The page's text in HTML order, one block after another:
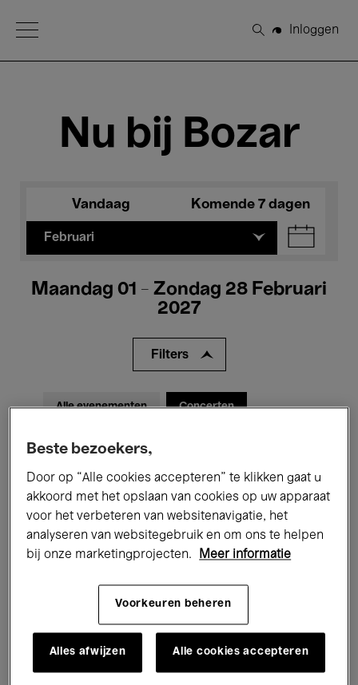
Open Menu
Zoeken
Inloggen
Nu bij Bozar
Vandaag Komende 7 dagen
Februari
Maandag 01 - Zondag 28 Februari
2027
Filters
Alle evenementen Concerten
Tentoonstellingen
Performances Lezingen & Debatten
Jazz Klassieke Muziek Global Music
Elektronische Muziek
Onderwijs Rondleidingen
Beste bezoekers,
Door op “Alle cookies accepteren” te klikken gaat u
akkoord met het opslaan van cookies op uw apparaat
voor het verbeteren van websitenavigatie, het
analyseren van websitegebruik en om ons te helpen
bij onze marketingprojecten.
Meer informatie
Voorkeuren beheren
Alles afwijzen Alle cookies accepteren